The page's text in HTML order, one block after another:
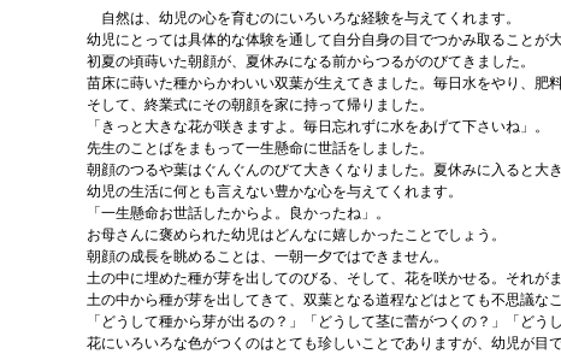
自然は、幼児の心を育むのにいろいろな経験を与えてくれます。
幼児にとっては具体的な体験を通して自分自身の目でつかみ取ることが大
初夏の頃蒔いた朝顔が、夏休みになる前からつるがのびてきました。
苗床に蒔いた種からかわいい双葉が生えてきました。毎日水をやり、肥
そして、終業式にその朝顔を家に持って帰りました。
「きっと大きな花が咲きますよ。毎日忘れずに水をあげて下さいね」。
先生のことばをまもって一生懸命に世話をしました。
朝顔のつるや葉はぐんぐんのびて大きくなりました。夏休みに入ると大
幼児の生活に何とも言えない豊かな心を与えてくれます。
「一生懸命お世話したからよ。良かったね」。
お母さんに褒められた幼児はどんなに嬉しかったことでしょう。
朝顔の成長を眺めることは、一朝一夕ではできません。
土の中に埋めた種が芽を出してのびる、そして、花を咲かせる。それが
土の中から種が芽を出してきて、双葉となる道程などはとても不思議なこ
「どうして種から芽が出るの？」「どうして茎に蕾がつくの？」「どう
花にいろいろな色がつくのはとても珍しいことでありますが、幼児が目